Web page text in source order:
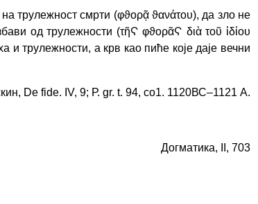
трулежност смрти (φϑορᾷ ϑανάτου), да зло не
од трулежности (τῆϚ φϑορᾶϚ διὰ τοῦ ἰδίου
трулежности, а крв као пиће које даје вечни
De fide. IV, 9; Р. gr. t. 94, со1. 1120ВС–1121 А.
Догматика, II, 703